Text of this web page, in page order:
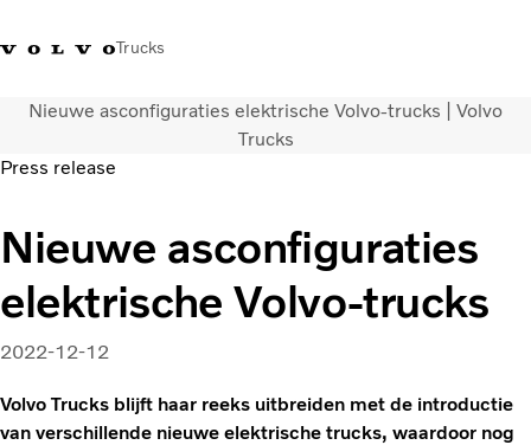
Trucks
ContactKennis vergrotenMerchandiseInloggenNederland
CO2-reductie
Trucks
Truck Builder
Services
Dealer locator
Over ons
Nieuwe asconfiguraties elektrische Volvo-trucks | Volvo
Trucks
Press release
Nieuwe asconfiguraties
elektrische Volvo-trucks
2022-12-12
Volvo Trucks blijft haar reeks uitbreiden met de introductie
van verschillende nieuwe elektrische trucks, waardoor nog